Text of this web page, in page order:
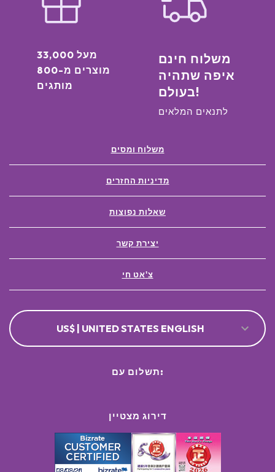
מעל 33,000
מוצרים מ-800
מותגים
משלוח חינם
איפה שתהיה
בעולם!
לתנאים המלאים
משלוח ומסים
מדיניות החזרים
שאלות נפוצות
יצירת קשר
צ'אט חי
US$ | UNITED STATES ENGLISH
דירוג מצטיין
תשלום עם: